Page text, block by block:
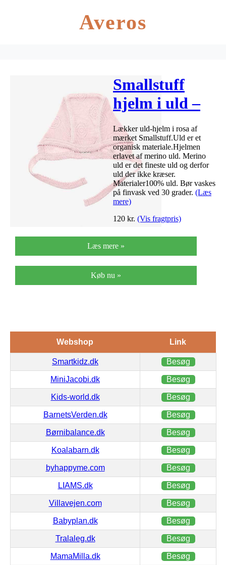
Averos
Smallstuff
hjelm i uld –
Rosa
Lækker uld-hjelm i rosa af
mærket Smallstuff.Uld er et
organisk materiale.Hjelmen
erlavet af merino uld. Merino
uld er det fineste uld og derfor
uld der ikke kræser.
Materialer100% uld. Bør vaskes
på finvask ved 30 grader. (Læs
mere)
120 kr. (Vis fragtpris)
Læs mere »
Køb nu »
Webshop Link
Smartkidz.dk Besøg
MiniJacobi.dk Besøg
Kids-world.dk Besøg
BarnetsVerden.dk Besøg
Børnibalance.dk Besøg
Koalabarn.dk Besøg
byhappyme.com Besøg
LIAMS.dk Besøg
Villavejen.com Besøg
Babyplan.dk Besøg
Tralaleg.dk Besøg
MamaMilla.dk Besøg